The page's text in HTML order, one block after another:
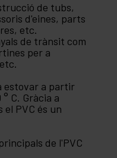
de tubs,
d'eines, parts
etc.
de trànsit com
per a
estovar a partir
C. Gràcia a
PVC és un
de l'PVC